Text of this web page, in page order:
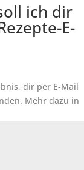
ich dir
E-
dir per E-Mail
Mehr dazu in